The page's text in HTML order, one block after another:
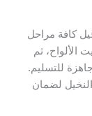
كافة مراحل
الألواح، ثم
للتسليم.
لضمان